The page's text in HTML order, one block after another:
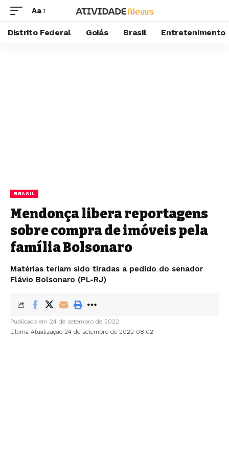
Aa
Distrito Federal Goiás Brasil Entretenimento
BRASIL
Mendonça libera reportagens
sobre compra de imóveis pela
família Bolsonaro
Matérias teriam sido tiradas a pedido do senador
Flávio Bolsonaro (PL-RJ)
Última Atualização 24 de setembro de 2022 08:02
Publicado em 24 de setembro de 2022